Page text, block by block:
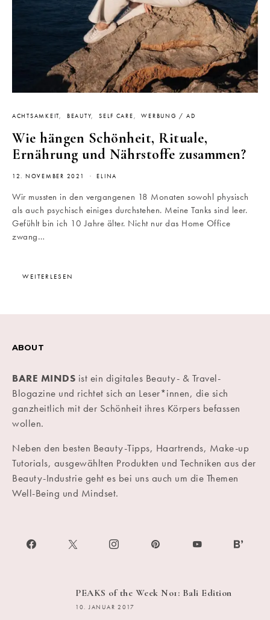
ACHTSAMKEIT BEAUTY SELF CARE WERBUNG / AD
Wie hängen Schönheit, Rituale,
Ernährung und Nährstoffe zusammen?
12. NOVEMBER 2021 ELINA
Wir mussten in den vergangenen 18 Monaten sowohl physisch
als auch psychisch einiges durchstehen. Meine Tanks sind leer.
Gefühlt bin ich 10 Jahre älter. Nicht nur das Home Office
zwang…
WEITERLESEN
ABOUT
BARE MINDS ist ein digitales Beauty- & Travel-
Blogazine und richtet sich an Leser*innen, die sich
ganzheitlich mit der Schönheit ihres Körpers befassen
wollen.
Neben den besten Beauty-Tipps, Haartrends, Make-up
Tutorials, ausgewählten Produkten und Techniken aus der
Beauty-Industrie geht es bei uns auch um die Themen
Well-Being und Mindset.
PEAKS of the Week No1: Bali Edition
10. JANUAR 2017